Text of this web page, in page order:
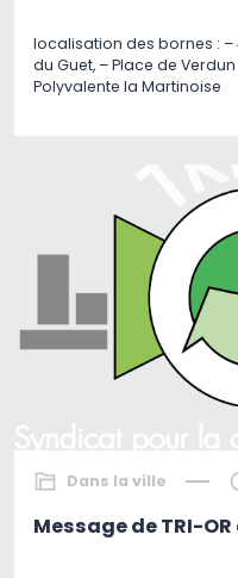
localisation des bornes : –
du Guet, – Place de
Polyvalente la Martinoise
Dans la ville
Message de TRI-